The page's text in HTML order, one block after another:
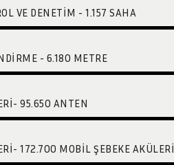
VE DENETIM - 1.157 SAHA
- 6.180 METRE
95.650 ANTEN
172.700 MOBIL ŞEBEKE AKÜLERI